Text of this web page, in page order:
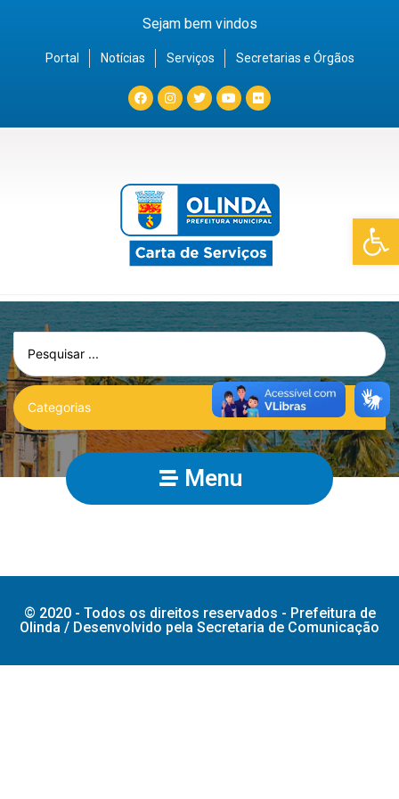
Barra de
Sejam bem vindos
Portal Notícias Serviços Secretarias e Órgãos
Menu
© 2020 - Todos os direitos reservados - Prefeitura de
Olinda / Desenvolvido pela Secretaria de Comunicação